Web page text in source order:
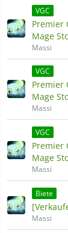
VGC
Premier
Mage
Massi
VGC
Premier
Mage
Massi
VGC
Premier
Mage
Massi
Biete
Massi